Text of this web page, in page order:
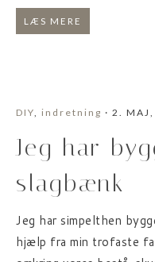
LÆS MERE
DIY, indretning · 2.
Jeg har
slagbænk
Jeg har simpelthen
hjælp fra min trofaste